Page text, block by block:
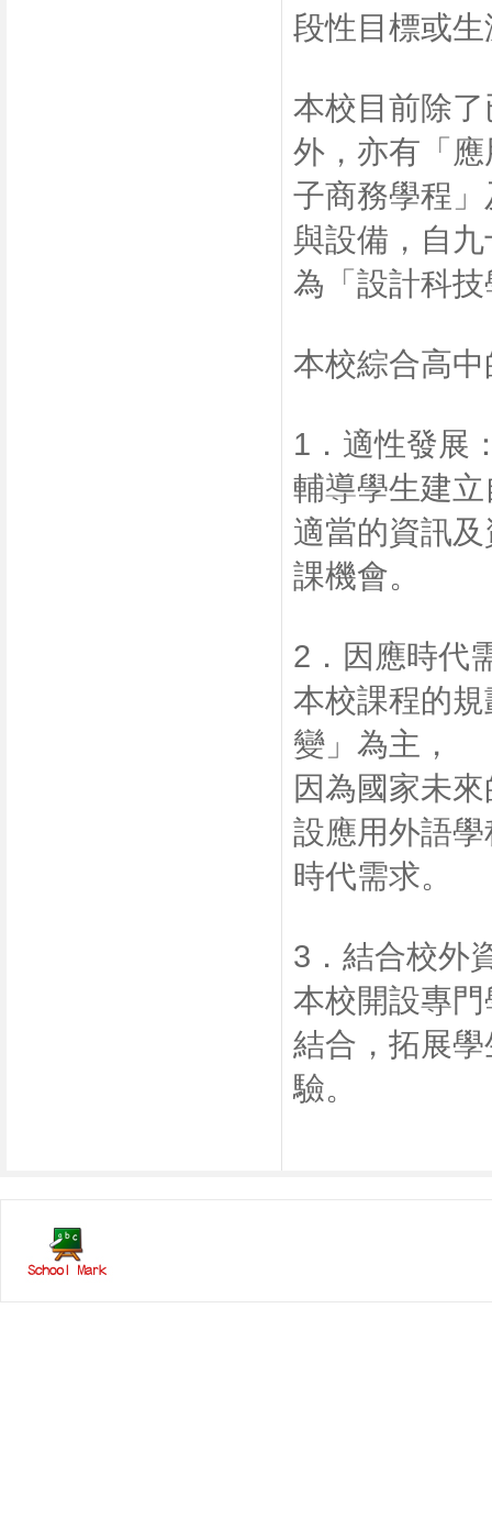
段性目標或
本校目前除
外，亦有「
子商務學程
與設備，自
為「設計科
本校綜合高
1．適性發展
輔導學生建
適當的資訊
課機會。
2．因應時代
本校課程的
變」為主，
因為國家未
設應用外語
時代需求。
3．結合校外
本校開設專
結合，拓展
驗。